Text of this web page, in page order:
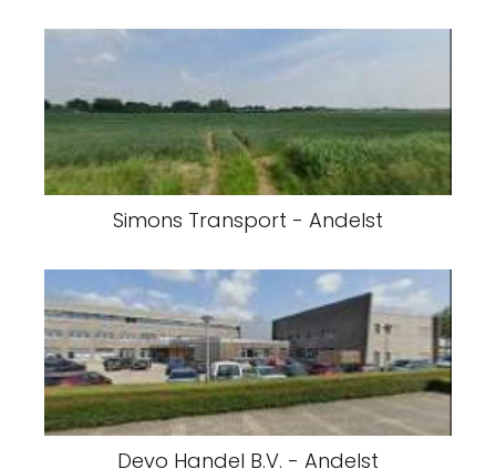
Simons Transport - Andelst
Devo Handel B.V. - Andelst